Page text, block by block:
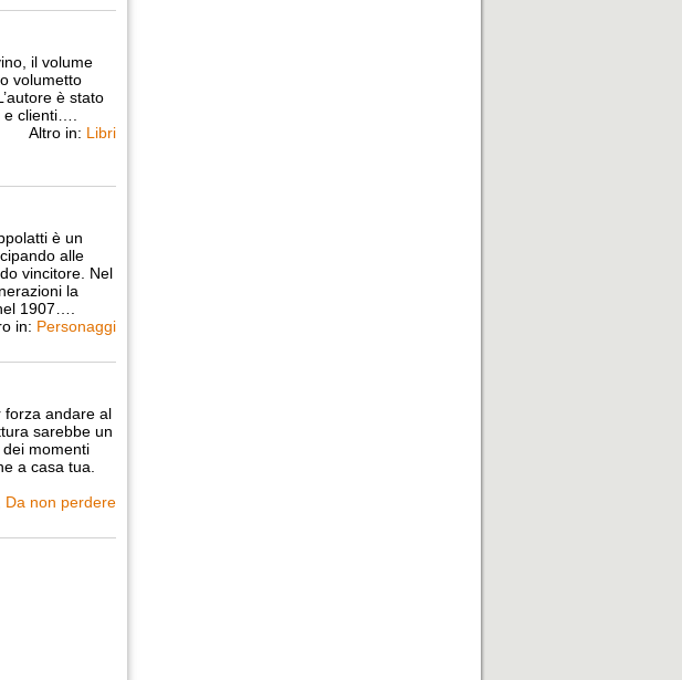
il volume
volumetto
è stato
clienti….
Altro in: Libri
è un
alle
vincitore. Nel
la
1907….
in: Personaggi
forza andare al
sarebbe un
momenti
a casa tua.
Da non perdere